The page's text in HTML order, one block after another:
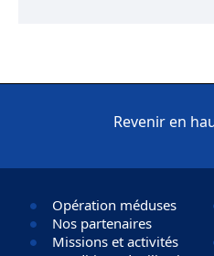
Revenir en
Opération méduses
Nos partenaires
Missions et activités